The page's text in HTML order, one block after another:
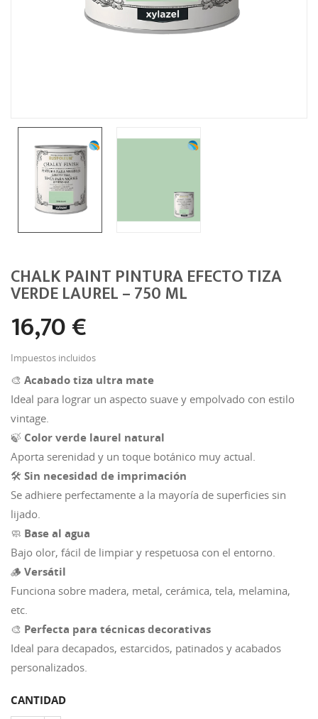
CHALK PAINT PINTURA EFECTO TIZA
VERDE LAUREL – 750 ML
16,70 €
Impuestos incluidos
🎨 Acabado tiza ultra mate
Ideal para lograr un aspecto suave y empolvado con estilo
vintage.
🍃 Color verde laurel natural
Aporta serenidad y un toque botánico muy actual.
🛠️ Sin necesidad de imprimación
Se adhiere perfectamente a la mayoría de superficies sin
lijado.
🧼 Base al agua
Bajo olor, fácil de limpiar y respetuosa con el entorno.
🪵 Versátil
Funciona sobre madera, metal, cerámica, tela, melamina,
etc.
🎨 Perfecta para técnicas decorativas
Ideal para decapados, estarcidos, patinados y acabados
personalizados.
CANTIDAD